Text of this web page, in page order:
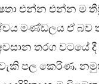
එන්න එන්න ම
මණ්ඩලය ඒ බව
තරග වටයේ
පල කෙරිණ.